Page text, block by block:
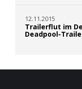
12.11.2015
Trailerflut im
Deadpool-